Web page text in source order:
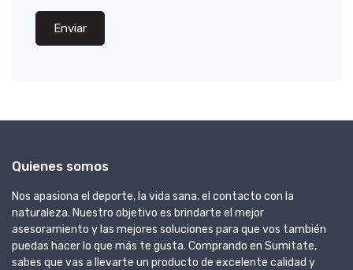
Enviar
Quienes somos
Nos apasiona el deporte, la vida sana, el contacto con la
naturaleza. Nuestro objetivo es brindarte el mejor
asesoramiento y las mejores soluciones para que vos también
puedas hacer lo que más te gusta. Comprando en Sumitate,
sabes que vas a llevarte un producto de excelente calidad y